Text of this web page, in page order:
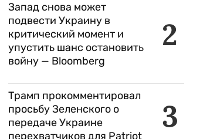
2
Запад снова может
подвести Украину в
критический момент и
упустить шанс остановить
войну — Bloomberg
3
Трамп прокомментировал
просьбу Зеленского о
передаче Украине
перехватчиков для Patriot